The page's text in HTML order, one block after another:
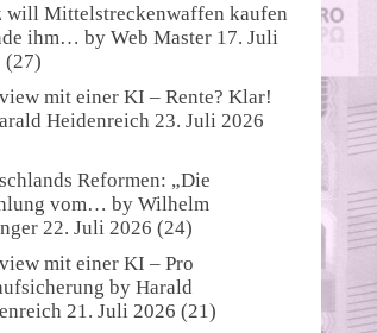
will Mittelstreckenwaffen kaufen
ihm… by Web Master 17. Juli
(27)
mit einer KI – Rente? Klar!
Heidenreich 23. Juli 2026
Reformen: „Die
vom… by Wilhelm
22. Juli 2026 (24)
mit einer KI – Pro
by Harald
21. Juli 2026 (21)